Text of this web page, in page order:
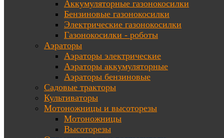
Аккумуляторные газонокосилки
Бензиновые газонокосилки
Электрические газонокосилки
Газонокосилки - роботы
Аэраторы
Аэраторы электрические
Аэраторы аккумуляторные
Аэраторы бензиновые
Садовые тракторы
Культиваторы
Мотоножницы и высоторезы
Мотоножницы
Высоторезы